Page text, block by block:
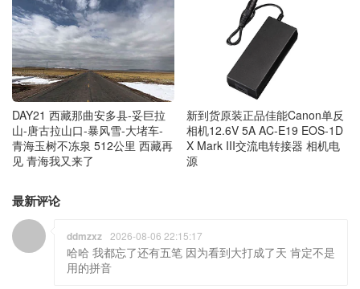
DAY21 西藏那曲安多县-妥巨拉
山-唐古拉山口-暴风雪-大堵车-
青海玉树不冻泉 512公里 西藏再
见 青海我又来了
新到货原装正品佳能Canon单反
相机12.6V 5A AC-E19 EOS-1D
X Mark III交流电转接器 相机电
源
最新评论
ddmzxz 2026-08-06 22:15:17
哈哈 我都忘了还有五笔 因为看到大打成了天 肯定不是
用的拼音